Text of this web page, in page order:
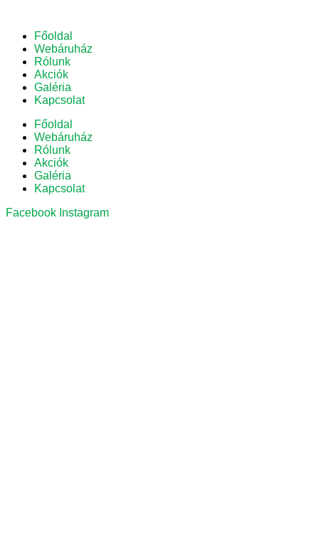
Főoldal
Webáruház
Rólunk
Akciók
Galéria
Kapcsolat
Főoldal
Webáruház
Rólunk
Akciók
Galéria
Kapcsolat
Facebook Instagram